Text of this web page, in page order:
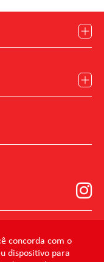
concorda com o
dispositivo para